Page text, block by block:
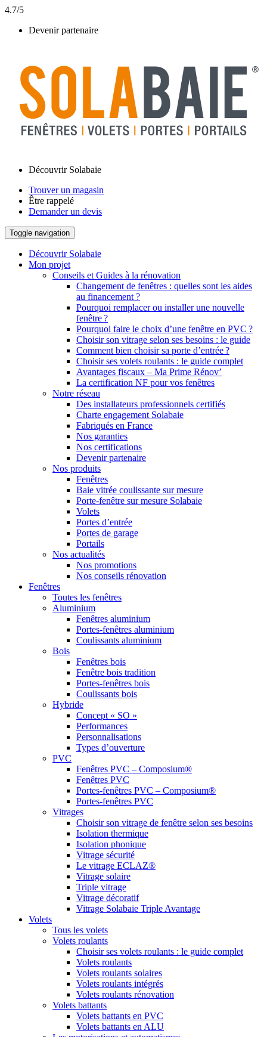
4.7/5
Devenir partenaire
Découvrir Solabaie
Trouver un magasin
Être rappelé
Demander un devis
Toggle navigation
Découvrir Solabaie
Mon projet
Conseils et Guides à la rénovation
Changement de fenêtres : quelles sont les aides
au financement ?
Pourquoi remplacer ou installer une nouvelle
fenêtre ?
Pourquoi faire le choix d’une fenêtre en PVC ?
Choisir son vitrage selon ses besoins : le guide
Comment bien choisir sa porte d’entrée ?
Choisir ses volets roulants : le guide complet
Avantages fiscaux – Ma Prime Rénov’
La certification NF pour vos fenêtres
Notre réseau
Des installateurs professionnels certifiés
Charte engagement Solabaie
Fabriqués en France
Nos garanties
Nos certifications
Devenir partenaire
Nos produits
Fenêtres
Baie vitrée coulissante sur mesure
Porte-fenêtre sur mesure Solabaie
Volets
Portes d’entrée
Portes de garage
Portails
Nos actualités
Nos promotions
Nos conseils rénovation
Fenêtres
Toutes les fenêtres
Aluminium
Fenêtres aluminium
Portes-fenêtres aluminium
Coulissants aluminium
Bois
Fenêtres bois
Fenêtre bois tradition
Portes-fenêtres bois
Coulissants bois
Hybride
Concept « SO »
Performances
Personnalisations
Types d’ouverture
PVC
Fenêtres PVC – Composium®
Fenêtres PVC
Portes-fenêtres PVC – Composium®
Portes-fenêtres PVC
Vitrages
Choisir son vitrage de fenêtre selon ses besoins
Isolation thermique
Isolation phonique
Vitrage sécurité
Le vitrage ECLAZ®
Vitrage solaire
Triple vitrage
Vitrage décoratif
Vitrage Solabaie Triple Avantage
Volets
Tous les volets
Volets roulants
Choisir ses volets roulants : le guide complet
Volets roulants
Volets roulants solaires
Volets roulants intégrés
Volets roulants rénovation
Volets battants
Volets battants en PVC
Volets battants en ALU